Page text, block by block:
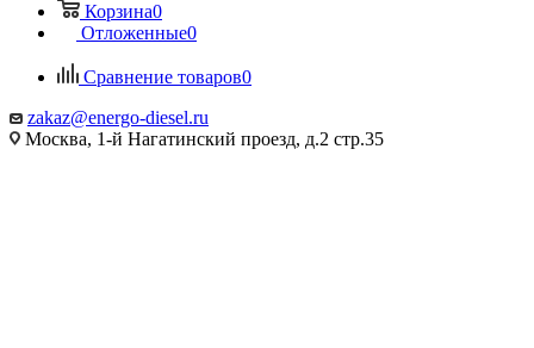
Корзина0
Отложенные0
Сравнение товаров0
zakaz@energo-diesel.ru
Москва, 1-й Нагатинский проезд, д.2 стр.35